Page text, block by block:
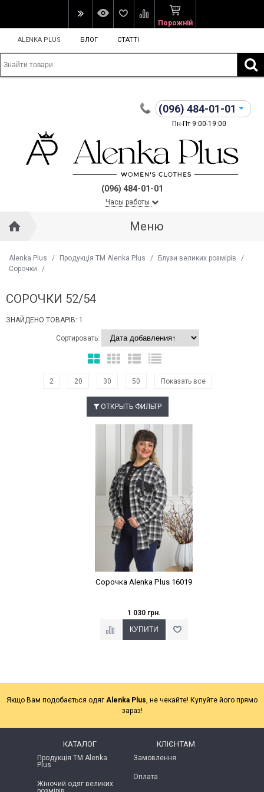
Порожній
ALENKA PLUS БЛОГ СТАТТІ
(096) 484-01-01
Пн-Пт 9:00-19:00
(096) 484-01-01
Часы работы
Меню
Alenka Plus / Продукція ТМ Alenka Plus / Блузи великих розмірів
/
Сорочки
/
СОРОЧКИ 52/54
ЗНАЙДЕНО ТОВАРІВ: 1
Сортировать:
2 20 30 50 Показать все
ОТКРЫТЬ ФИЛЬТР
Наклейки Варіант з %
Сорочка Alenka Plus 16019
1 030 грн.
Якщо Вам подобається одяг Alenka Plus, не чекайте! Купуйте його прямо
зараз!
КАТАЛОГ
Продукція ТМ Alenka
Plus
Жіночий одяг великих
КЛІЄНТАМ
Замовлення
Оплата